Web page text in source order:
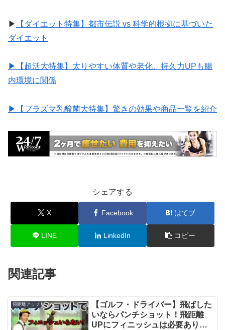
▶︎
【ダイエット特集】都市伝説 vs 科学的根拠に基づいた
ダイエット
▶︎【超活大特集】太りやすい体質や老化、持久力UPも腸
内環境に関係
▶︎【プラズマ乳酸菌大特集】驚きの効果や商品一覧を紹介
シェアする
X Facebook はてブ
LINE LinkedIn コピー
関連記事
飛距離アップ
【ゴルフ・ドライバー】飛ばした
いならパンチショット！飛距離
UPにフィニッシュは必要ありま